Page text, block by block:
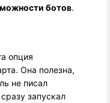
ботов.
опция
Она полезна,
не писал
запускал